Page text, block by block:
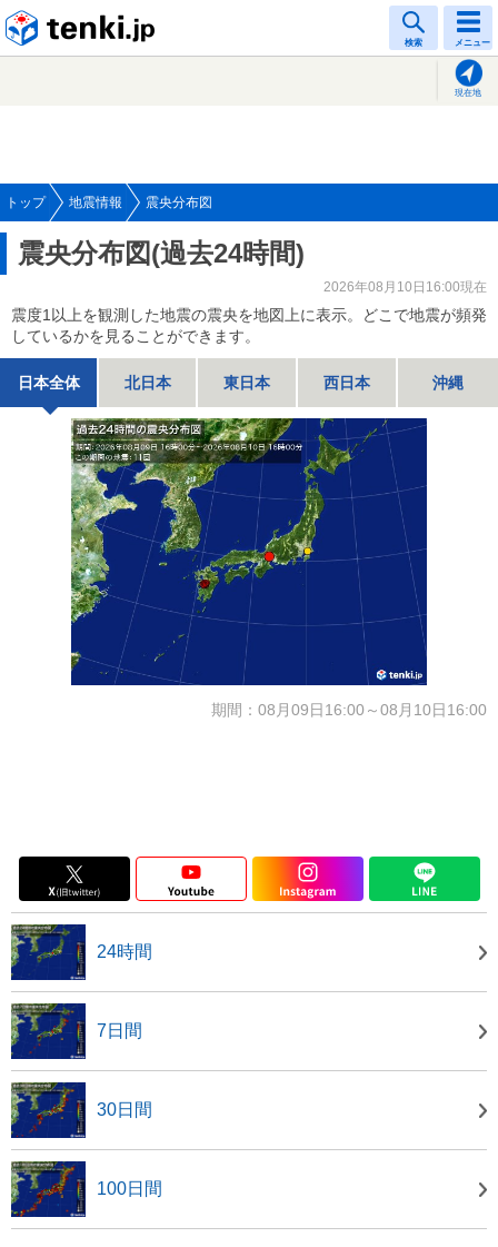
検索 メニュー
現在地
トップ 地震情報 震央分布図
震央分布図(過去24時間)
2026年08月10日16:00現在
震度1以上を観測した地震の震央を地図上に表示。どこで地震が頻発
しているかを見ることができます。
日本全体 北日本 東日本 西日本 沖縄
期間：08月09日16:00～08月10日16:00
24時間
7日間
30日間
100日間